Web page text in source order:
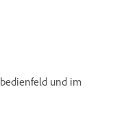
und im